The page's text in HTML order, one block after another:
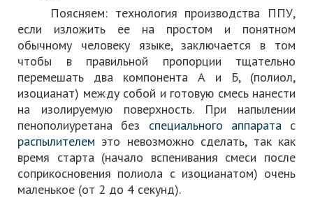
Поясняем: технология производства ППУ,
если изложить ее на простом и понятном
обычному человеку языке, заключается в том
чтобы в правильной пропорции тщательно
перемешать два компонента А и Б, (полиол,
изоцианат) между собой и готовую смесь нанести
на изолируемую поверхность. При напылении
пенополиуретана без специального аппаратаc
распылителем это невозможно сделать, так как
время старта (начало вспенивания смеси после
соприкосновения полиола с изоцианатом) очень
маленькое (от 2 до 4 секунд).